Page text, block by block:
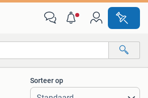
Alle afstanden…
Sorteer op